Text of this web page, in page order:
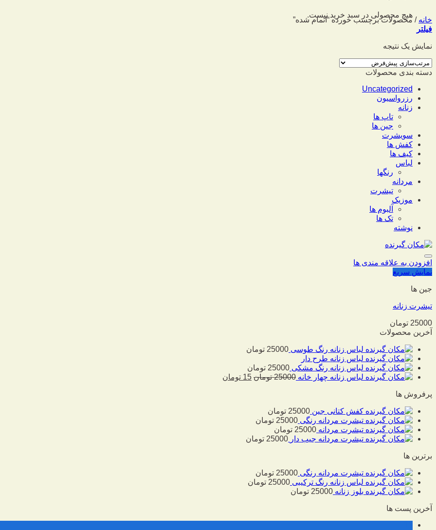
هیچ محصولی در سبد خرید نیست.
خانه / محصولات برچسب خورده “اتمام شده”
فیلتر
نمایش یک نتیجه
دسته بندی محصولات
Uncategorized
رزرواسیون
زنانه
تاپ ها
جین ها
سویشرت
کفش ها
کیف ها
لباس
رنگها
مردانه
تیشرت
موزیک
آلبوم ها
تک ها
نوشته
افزودن به علاقه مندی ها
نمایش سریع
جین ها
تیشرت زنانه
25000 تومان
آخرین محصولات
لباس زنانه رنگ طوسی 25000 تومان
لباس زنانه طرح دار
لباس زنانه رنگ مشکی 25000 تومان
لباس زنانه چهار خانه 25000 تومان 15 تومان
پرفروش ها
کفش کتانی جین 25000 تومان
تیشرت مردانه رنگی 25000 تومان
تیشرت مردانه 25000 تومان
تیشرت مردانه جیب دار 25000 تومان
برترین ها
تیشرت مردانه رنگی 25000 تومان
لباس زنانه رنگ ترکیبی 25000 تومان
بلوز زنانه 25000 تومان
آخرین پست ها